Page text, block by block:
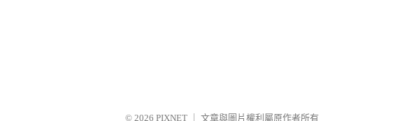
© 2026 PIXNET 文章與圖片權利屬原作者所有